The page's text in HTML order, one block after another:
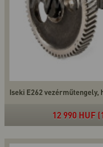
Iseki E262 vezérműtengely,
12 990 HUF